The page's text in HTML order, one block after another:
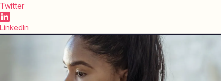
Twitter
LinkedIn